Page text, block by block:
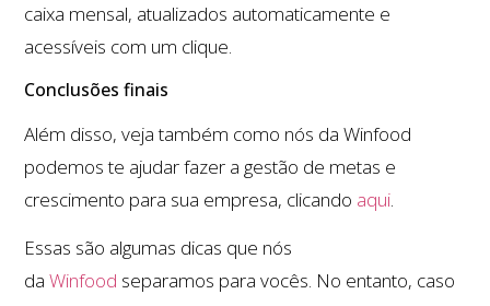
caixa mensal, atualizados automaticamente e
acessíveis com um clique.
Conclusões finais
Além disso, veja também como nós da Winfood
podemos te ajudar fazer a gestão de metas e
crescimento para sua empresa, clicando aqui.
Essas são algumas dicas que nós
daWinfood separamos para vocês. No entanto, caso